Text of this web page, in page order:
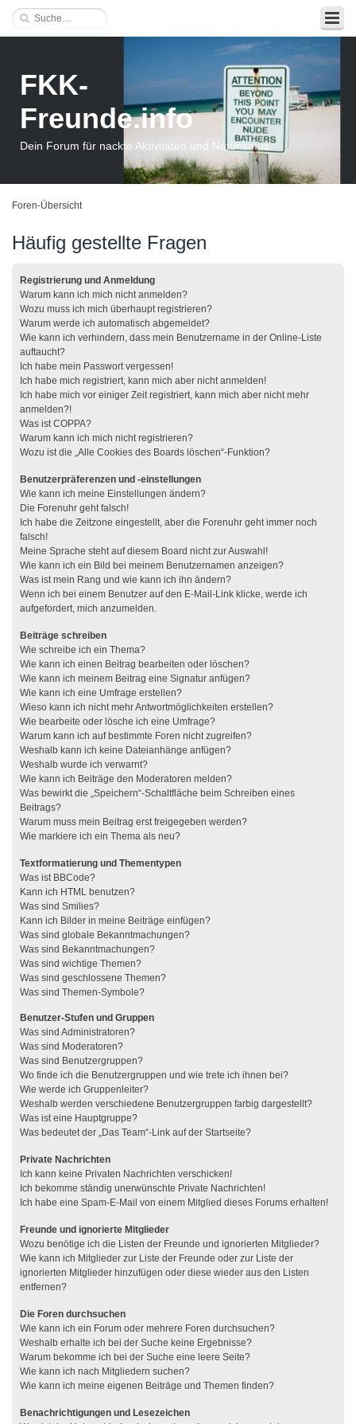
FKK-
Freunde.info
Dein Forum für nackte Aktivitäten und Naturismus
Foren-Übersicht
Häufig gestellte Fragen
Registrierung und Anmeldung
Warum kann ich mich nicht anmelden?
Wozu muss ich mich überhaupt registrieren?
Warum werde ich automatisch abgemeldet?
Wie kann ich verhindern, dass mein Benutzername in der Online-Liste
auftaucht?
Ich habe mein Passwort vergessen!
Ich habe mich registriert, kann mich aber nicht anmelden!
Ich habe mich vor einiger Zeit registriert, kann mich aber nicht mehr
anmelden?!
Was ist COPPA?
Warum kann ich mich nicht registrieren?
Wozu ist die „Alle Cookies des Boards löschen“-Funktion?
Benutzerpräferenzen und -einstellungen
Wie kann ich meine Einstellungen ändern?
Die Forenuhr geht falsch!
Ich habe die Zeitzone eingestellt, aber die Forenuhr geht immer noch
falsch!
Meine Sprache steht auf diesem Board nicht zur Auswahl!
Wie kann ich ein Bild bei meinem Benutzernamen anzeigen?
Was ist mein Rang und wie kann ich ihn ändern?
Wenn ich bei einem Benutzer auf den E-Mail-Link klicke, werde ich
aufgefordert, mich anzumelden.
Beiträge schreiben
Wie schreibe ich ein Thema?
Wie kann ich einen Beitrag bearbeiten oder löschen?
Wie kann ich meinem Beitrag eine Signatur anfügen?
Wie kann ich eine Umfrage erstellen?
Wieso kann ich nicht mehr Antwortmöglichkeiten erstellen?
Wie bearbeite oder lösche ich eine Umfrage?
Warum kann ich auf bestimmte Foren nicht zugreifen?
Weshalb kann ich keine Dateianhänge anfügen?
Weshalb wurde ich verwarnt?
Wie kann ich Beiträge den Moderatoren melden?
Was bewirkt die „Speichern“-Schaltfläche beim Schreiben eines
Beitrags?
Warum muss mein Beitrag erst freigegeben werden?
Wie markiere ich ein Thema als neu?
Textformatierung und Thementypen
Was ist BBCode?
Kann ich HTML benutzen?
Was sind Smilies?
Kann ich Bilder in meine Beiträge einfügen?
Was sind globale Bekanntmachungen?
Was sind Bekanntmachungen?
Was sind wichtige Themen?
Was sind geschlossene Themen?
Was sind Themen-Symbole?
Benutzer-Stufen und Gruppen
Was sind Administratoren?
Was sind Moderatoren?
Was sind Benutzergruppen?
Wo finde ich die Benutzergruppen und wie trete ich ihnen bei?
Wie werde ich Gruppenleiter?
Weshalb werden verschiedene Benutzergruppen farbig dargestellt?
Was ist eine Hauptgruppe?
Was bedeutet der „Das Team“-Link auf der Startseite?
Private Nachrichten
Ich kann keine Privaten Nachrichten verschicken!
Ich bekomme ständig unerwünschte Private Nachrichten!
Ich habe eine Spam-E-Mail von einem Mitglied dieses Forums erhalten!
Freunde und ignorierte Mitglieder
Wozu benötige ich die Listen der Freunde und ignorierten Mitglieder?
Wie kann ich Mitglieder zur Liste der Freunde oder zur Liste der
ignorierten Mitglieder hinzufügen oder diese wieder aus den Listen
entfernen?
Die Foren durchsuchen
Wie kann ich ein Forum oder mehrere Foren durchsuchen?
Weshalb erhalte ich bei der Suche keine Ergebnisse?
Warum bekomme ich bei der Suche eine leere Seite?
Wie kann ich nach Mitgliedern suchen?
Wie kann ich meine eigenen Beiträge und Themen finden?
Benachrichtigungen und Lesezeichen